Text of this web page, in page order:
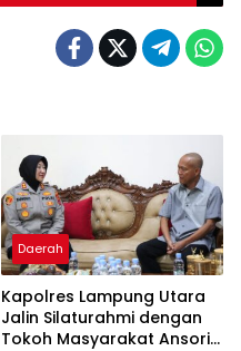
Daerah
Kapolres Lampung Utara
Jalin Silaturahmi dengan
Tokoh Masyarakat Ansori